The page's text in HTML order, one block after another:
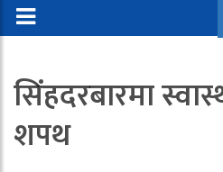
सिंहदरबारमा
शपथ